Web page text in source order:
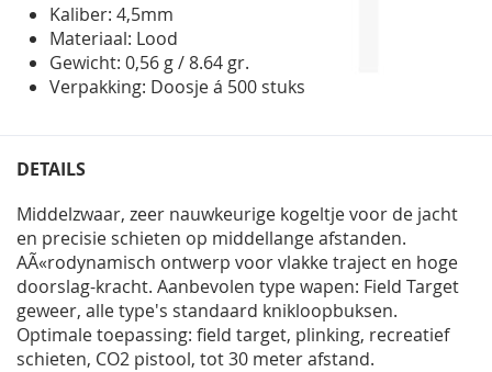
Kaliber: 4,5mm
Materiaal: Lood
Gewicht: 0,56 g / 8.64 gr.
Verpakking: Doosje á 500 stuks
DETAILS
Middelzwaar, zeer nauwkeurige kogeltje voor de jacht
en precisie schieten op middellange afstanden.
AÃ«rodynamisch ontwerp voor vlakke traject en hoge
doorslag-kracht. Aanbevolen type wapen: Field Target
geweer, alle type's standaard knikloopbuksen.
Optimale toepassing: field target, plinking, recreatief
schieten, CO2 pistool, tot 30 meter afstand.